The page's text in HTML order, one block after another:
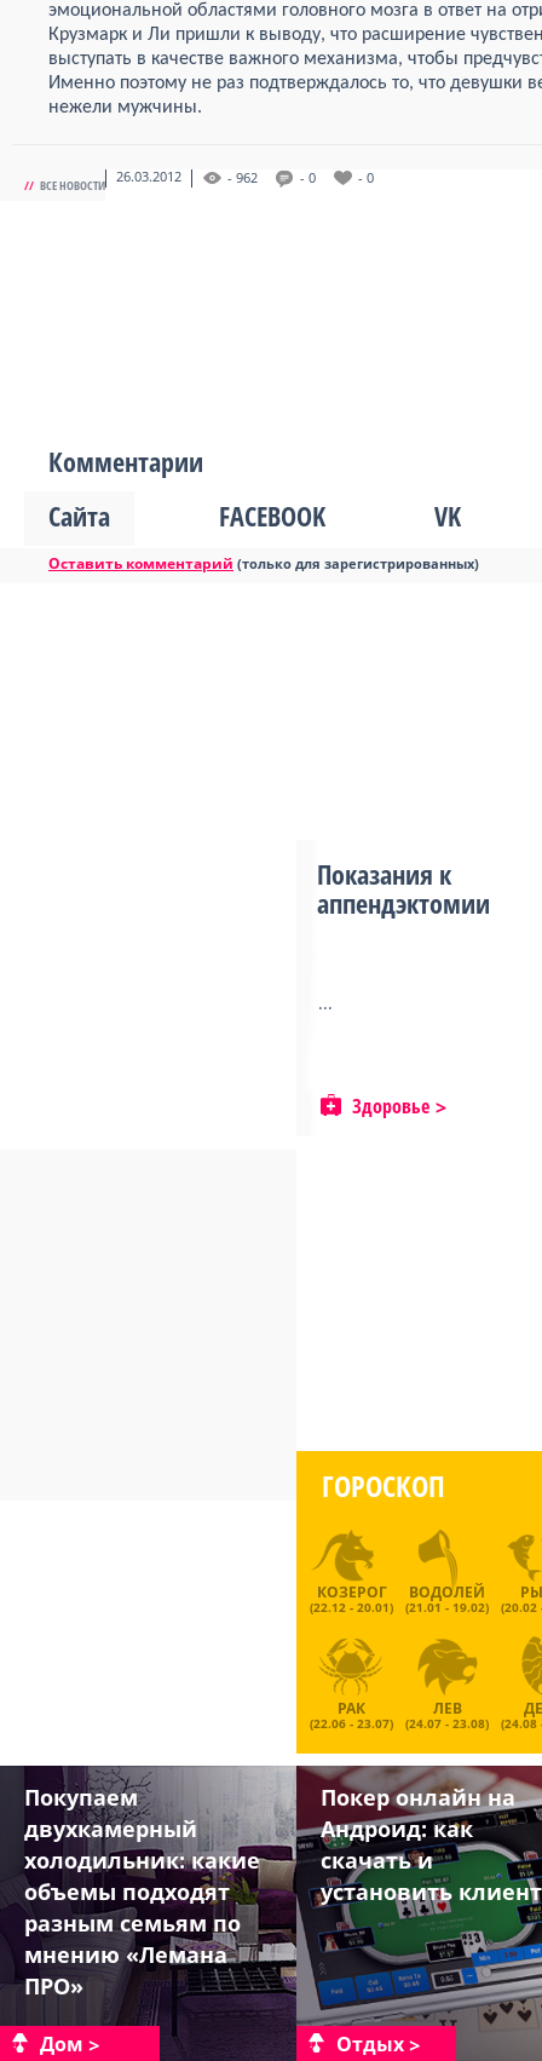
эмоциональной областями головного мозга в ответ на
Крузмарк и Ли пришли к выводу, что расширение
выступать в качестве важного механизма, чтобы
Именно поэтому не раз подтверждалось то, что девушки
нежели мужчины.
// ВСЕ НОВОСТИ 26.03.2012 - 962 - 0 - 0
Комментарии
Сайта
FACEBOOK VK
Оставить комментарий (только для зарегистрированных)
Показания к
аппендэктомии
...
Здоровье
ГОРОСКОП
КОЗЕРОГ
(22.12 - 20.01)
ВОДОЛЕЙ
(21.01 - 19.02) (20.02
РАК
(22.06 - 23.07)
ЛЕВ
(24.07 - 23.08) (24.08
Покупаем
двухкамерный
холодильник: какие
объемы подходят
разным семьям по
мнению «Лемана
ПРО»
Дом
Покер онлайн на
Андроид: как
скачать и
установить
Отдых